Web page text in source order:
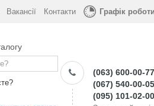
Вакансії Контакти Графік
(063) 600-00-77
(067) 540-00-05
(095) 101-02-00